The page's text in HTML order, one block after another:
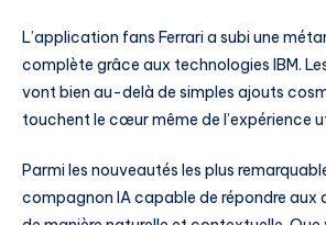
L’application fans Ferrari a subi une
complète grâce aux technologies IBM.
vont bien au-delà de simples ajouts
touchent le cœur même de l’expérience
Parmi les nouveautés les plus
compagnon IA capable de répondre aux